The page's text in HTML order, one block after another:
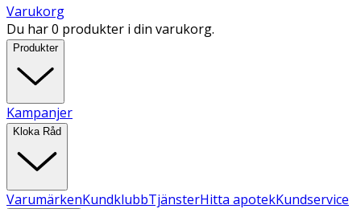
Varukorg
Du har 0 produkter i din varukorg.
Produkter
Kampanjer
Kloka Råd
VarumärkenKundklubbTjänsterHitta apotekKundservice